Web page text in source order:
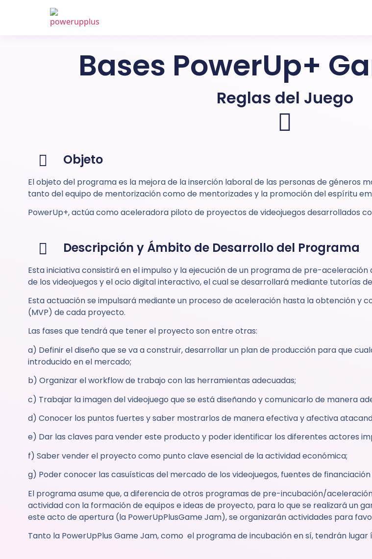
Bases PowerUp+
Reglas del Juego
Objeto
El objeto del programa es la mejora de la inserción laboral de las personas de géneros
tanto del equipo de mentorización como de mentorizades y la promoción del espíritu
PowerUp+, actúa como aceleradora piloto de proyectos de videojuegos desarrollados
Descripción y Ámbito de Desarrollo del Programa
Esta iniciativa consistirá en el impulso y la ejecución de un programa de pre-
de los videojuegos y el ocio digital interactivo, el cual se desarrollará mediante tutorías
Esta actuación se impulsará mediante un proceso de aceleración hasta la obtención y
(MVP) de cada proyecto.
Las fases que tendrá que tener el proyecto son entre otras:
a) Definir el diseño que se va a construir, desarrollar un plan de producción para que
introducido en el mercado;
b) Organizar el workflow de trabajo con las herramientas adecuadas;
c) Trabajar la imagen del videojuego que se está diseñando y comunicarlo de manera
d) Conocer los puntos fuertes y saber mostrarlos de manera efectiva y afectiva
e) Dar las claves para vender este producto y poder identificar los diferentes actores
f) Saber vender el proyecto como punto clave esencial de la actividad económica;
g) Poder conocer las casuísticas del mercado de los videojuegos, fuentes de
El programa asume que, a diferencia de otros programas de pre-incubación/
actividad con la formación de equipos e ideas de proyecto, para lo que se realizará un
este acto de apertura (la PowerUpPlusGame Jam), se organizarán actividades para
Tanto la PowerUpPlus Game Jam, como el programa de incubación en sí, tendrán